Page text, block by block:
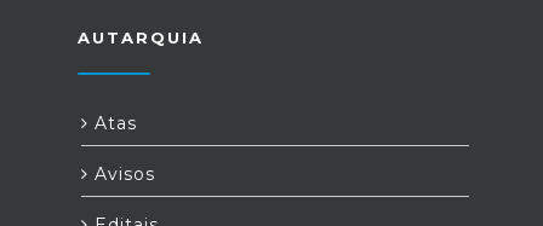
AUTARQUIA
Atas
Avisos